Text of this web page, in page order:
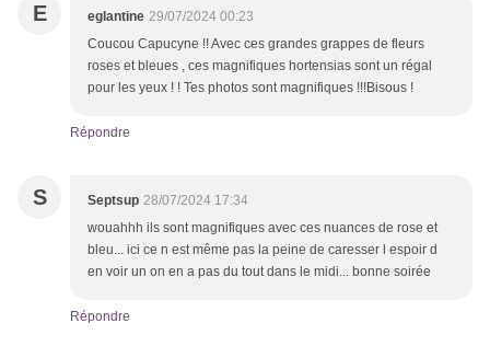
E eglantine 29/07/2024 00:23
Coucou Capucyne !! Avec ces grandes grappes de fleurs
roses et bleues , ces magnifiques hortensias sont un régal
pour les yeux ! ! Tes photos sont magnifiques !!!Bisous !
Répondre
S Septsup 28/07/2024 17:34
wouahhh ils sont magnifiques avec ces nuances de rose et
bleu... ici ce n est même pas la peine de caresser l espoir d
en voir un on en a pas du tout dans le midi... bonne soirée
Répondre